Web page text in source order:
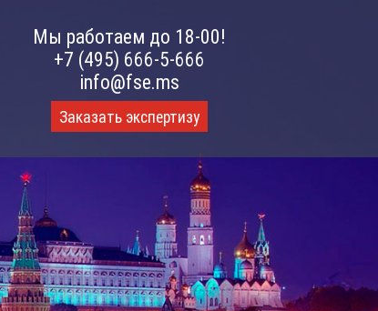
Мы работаем до 18-00!
+7 (495) 666-5-666
info@fse.ms
Заказать экспертизу